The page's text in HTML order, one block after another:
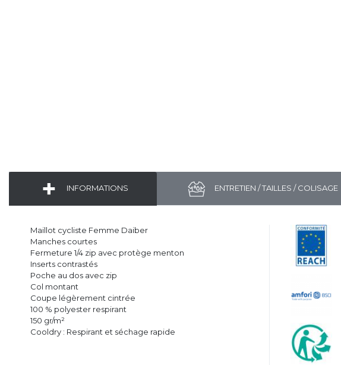
INFORMATIONS ENTRETIEN / TAILLES / COLISAGE
Maillot cycliste Femme Daiber
Manches courtes
Fermeture 1/4 zip avec protège menton
Inserts contrastés
Poche au dos avec zip
Col montant
Coupe légèrement cintrée
100 % polyester respirant
150 gr/m²
Cooldry : Respirant et séchage rapide